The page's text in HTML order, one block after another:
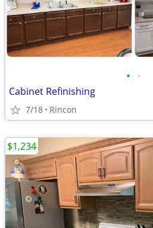
• •
Cabinet Refinishing
7/18 Rincon
$1,234